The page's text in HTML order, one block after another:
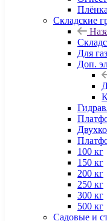
Плёнка
Складские
Для
Доп.
100 кг
150 кг
200 кг
250 кг
300 кг
500 кг
Садовые и